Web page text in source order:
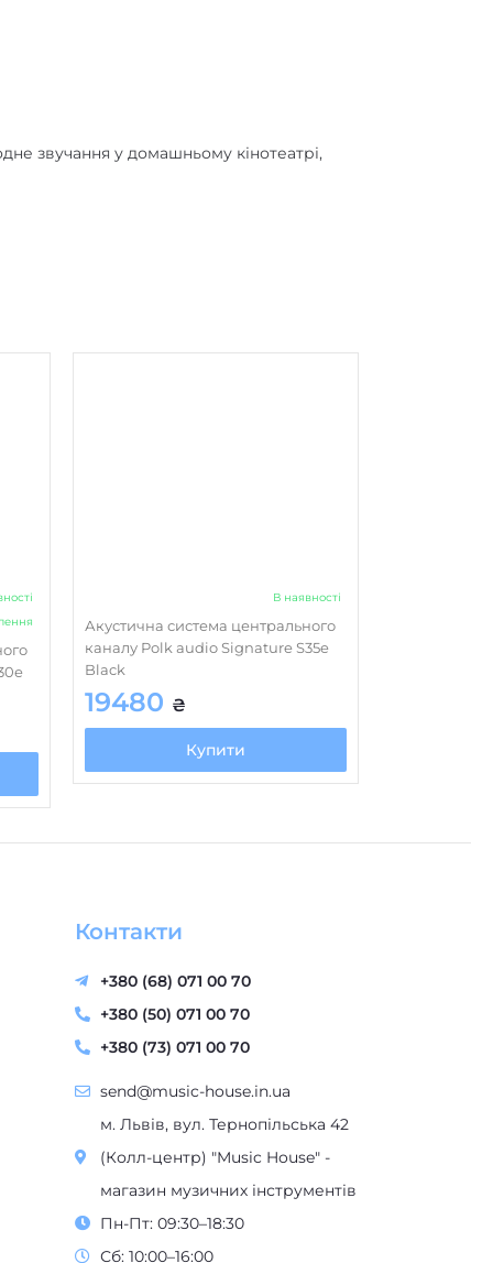
звучання у домашньому кінотеатрі,
В наявності
Акустична система центрального
каналу Polk audio Signature S35e
Black
19480 ₴
Купити
Контакти
+380 (68) 071 00 70
+380 (50) 071 00 70
+380 (73) 071 00 70
send@music-house.in.ua
м. Львів, вул. Тернопільська 42
(Колл-центр) "Music House" -
магазин музичних інструментів
Пн-Пт: 09:30–18:30
Сб: 10:00–16:00